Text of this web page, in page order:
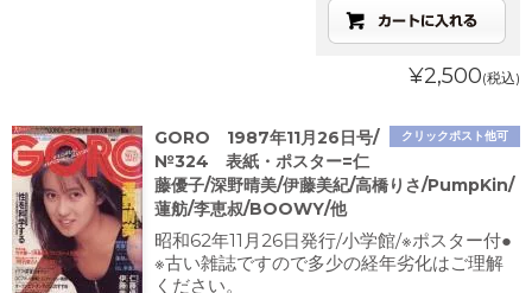
¥2,500(税込)
クリックポスト他可
GORO 1987年11月26日号/
№324 表紙・ポスター=仁
藤優子/深野晴美/伊藤美紀/高橋りさ/PumpKin/
蓮舫/李恵叔/BOOWY/他
昭和62年11月26日発行/小学館/※ポスター付●
※古い雑誌ですので多少の経年劣化はご理解
ください。